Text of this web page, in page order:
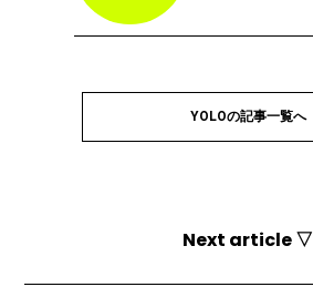
YOLOの記事一覧へ
Next article ▽